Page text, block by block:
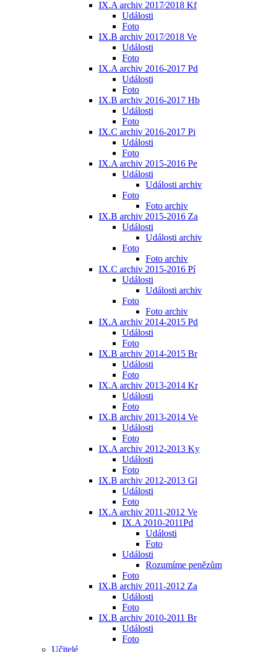
IX.A archiv 2017⁄2018 Kf
Události
Foto
IX.B archiv 2017⁄2018 Ve
Události
Foto
IX.A archiv 2016-2017 Pd
Události
Foto
IX.B archiv 2016-2017 Hb
Události
Foto
IX.C archiv 2016-2017 Pi
Události
Foto
IX.A archiv 2015-2016 Pe
Události
Události archiv
Foto
Foto archiv
IX.B archiv 2015-2016 Za
Události
Události archiv
Foto
Foto archiv
IX.C archiv 2015-2016 Pí
Události
Události archiv
Foto
Foto archiv
IX.A archiv 2014-2015 Pd
Události
Foto
IX.B archiv 2014-2015 Br
Události
Foto
IX.A archiv 2013-2014 Kr
Události
Foto
IX.B archiv 2013-2014 Ve
Události
Foto
IX.A archiv 2012-2013 Ky
Události
Foto
IX.B archiv 2012-2013 Gl
Události
Foto
IX.A archiv 2011-2012 Ve
IX.A 2010-2011Pd
Události
Foto
Události
Rozumíme penězům
Foto
IX.B archiv 2011-2012 Za
Události
Foto
IX.B archiv 2010-2011 Br
Události
Foto
Učitelé